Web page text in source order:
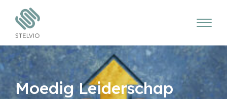
Moedig Leiderschap